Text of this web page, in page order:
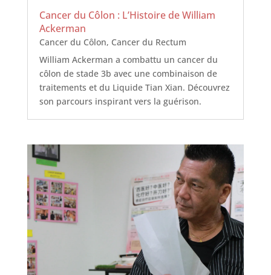
Cancer du Côlon : L’Histoire de William
Ackerman
Cancer du Côlon, Cancer du Rectum
William Ackerman a combattu un cancer du
côlon de stade 3b avec une combinaison de
traitements et du Liquide Tian Xian. Découvrez
son parcours inspirant vers la guérison.